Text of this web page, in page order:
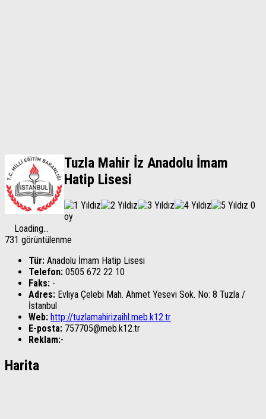
Tuzla Mahir İz Anadolu İmam
Hatip Lisesi
0
oy
Loading...
731 görüntülenme
Tür: Anadolu İmam Hatip Lisesi
Telefon: 0505 672 22 10
Faks: -
Adres: Evliya Çelebi Mah. Ahmet Yesevi Sok. No: 8 Tuzla /
İstanbul
Web: http://tuzlamahirizaihl.meb.k12.tr
E-posta: 757705@meb.k12.tr
Reklam:-
Harita